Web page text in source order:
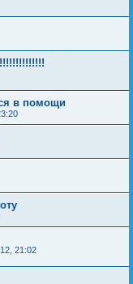
в помощи
21:02